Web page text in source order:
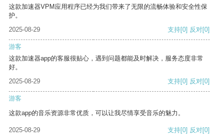
这款加速器VPM应用程序已经为我们带来了无限的流畅体验和安全性保
护。
2025-08-29
支持[0] 反对[0]
游客
这款加速器app的客服很贴心，遇到问题都能及时解决，服务态度非常
好。
2025-08-29
支持[0] 反对[0]
游客
这款app的音乐资源非常优质，可以让我尽情享受音乐的魅力。
2025-08-29 支持[0] 反对[0]